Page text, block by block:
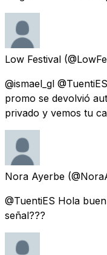
Low Festival
@ismael_gl
promo se devolvió
privado y vemos tu
Nora Ayerbe
@TuentiES Hola
señal???